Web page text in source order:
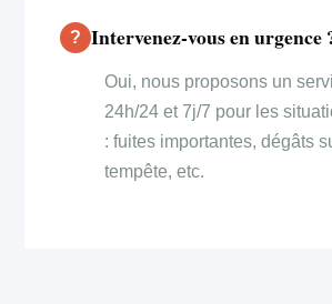
Intervenez-vous en urgence
Oui, nous proposons un
24h/24 et 7j/7 pour les
: fuites importantes, dégâts
tempête, etc.